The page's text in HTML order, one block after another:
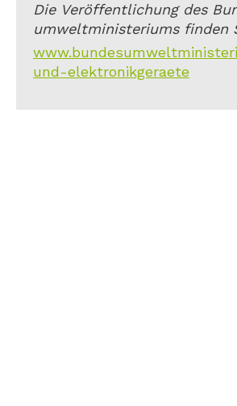
Die Veröffentlichung des
umweltministeriums finden
und-elektronikgeraete